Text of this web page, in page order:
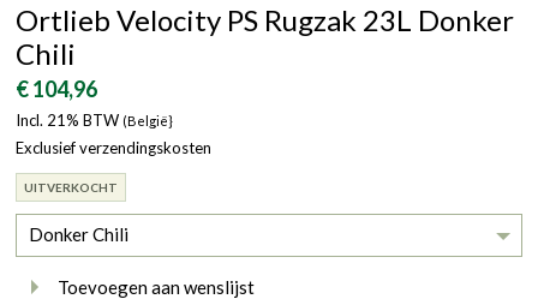
Ortlieb Velocity PS Rugzak 23L Donker
Chili
€ 104,96
Incl. 21% BTW (België}
Exclusief verzendingskosten
UITVERKOCHT
Donker Chili
Toevoegen aan wenslijst